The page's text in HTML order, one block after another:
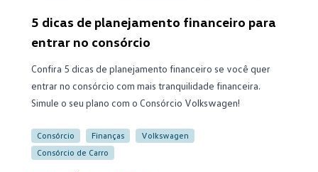
5 dicas de planejamento financeiro para
entrar no consórcio
Confira 5 dicas de planejamento financeiro se você quer
entrar no consórcio com mais tranquilidade financeira.
Simule o seu plano com o Consórcio Volkswagen!
Consórcio Finanças
Volkswagen
Consórcio de Carro